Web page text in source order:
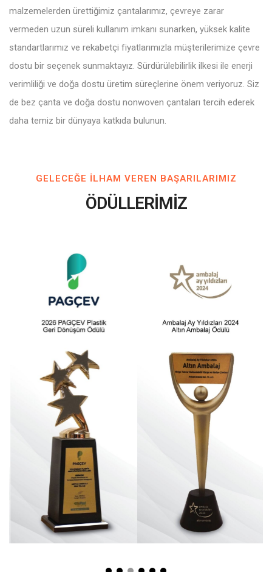
malzemelerden ürettiğimiz çantalarımız, çevreye zarar
vermeden uzun süreli kullanım imkanı sunarken, yüksek kalite
standartlarımız ve rekabetçi fiyatlarımızla müşterilerimize çevre
dostu bir seçenek sunmaktayız. Sürdürülebilirlik ilkesi ile enerji
verimliliği ve doğa dostu üretim süreçlerine önem veriyoruz. Siz
de bez çanta ve doğa dostu nonwoven çantaları tercih ederek
daha temiz bir dünyaya katkıda bulunun.
GELECEĞE ILHAM VEREN BAŞARILARIMIZ
ÖDÜLLERİMİZ